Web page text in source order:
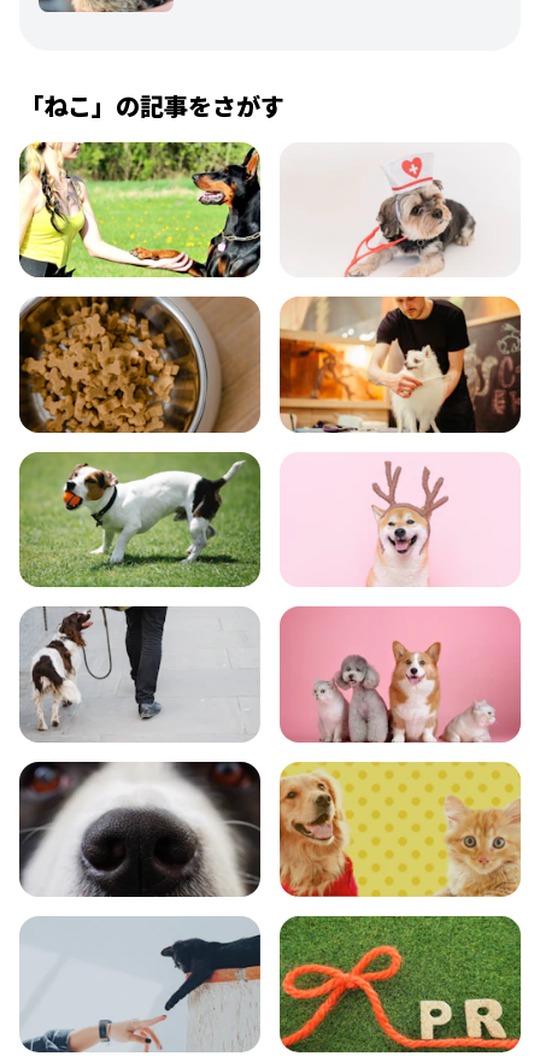
「ねこ 」の記事をさがす
飼い方 健康
食事 お手入れ
トレーニング グッズ
おでかけ 図鑑
エンタメ クイズ